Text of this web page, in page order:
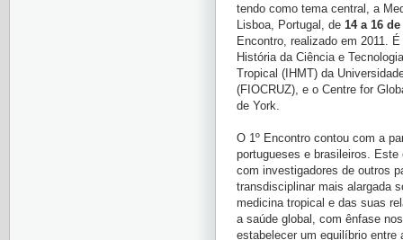
tendo como tema central, a
Lisboa, Portugal, de 14 a 16
Encontro, realizado em 2011.
História da Ciência e
Tropical (IHMT) da
(FIOCRUZ), e o Centre for
de York.
O 1º Encontro contou com a
portugueses e brasileiros.
com investigadores de outros
transdisciplinar mais alargada
medicina tropical e das suas
a saúde global, com ênfase
estabelecer um equilíbrio